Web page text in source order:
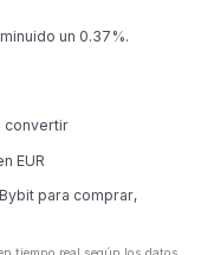
un 0.37%.
convertir
EUR
para comprar,